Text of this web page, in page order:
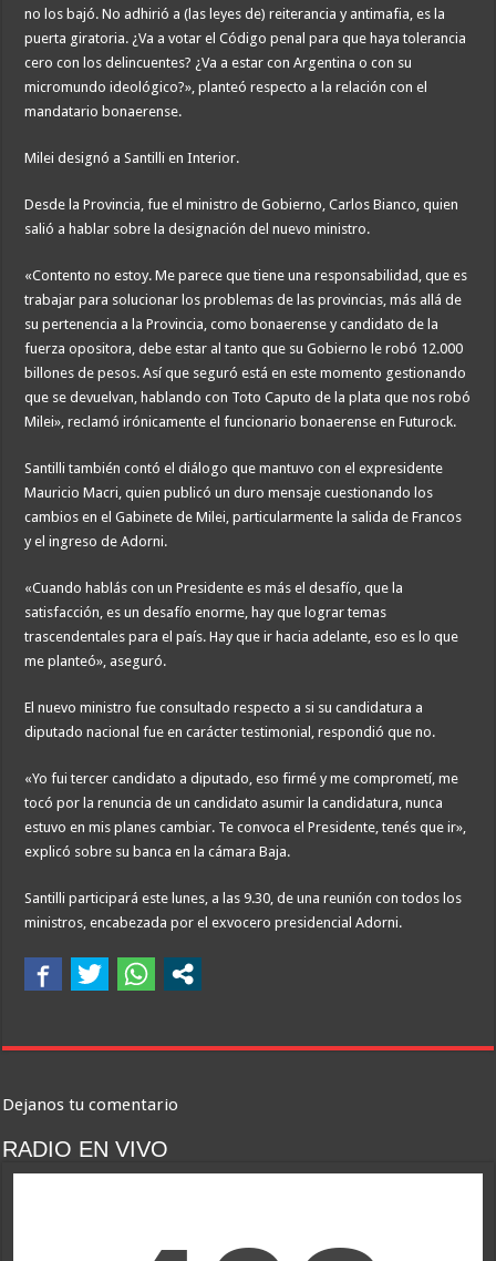
no los bajó. No adhirió a (las leyes de) reiterancia y antimafia, es la
puerta giratoria. ¿Va a votar el Código penal para que haya tolerancia
cero con los delincuentes? ¿Va a estar con Argentina o con su
micromundo ideológico?», planteó respecto a la relación con el
mandatario bonaerense.
Milei designó a Santilli en Interior.
Desde la Provincia, fue el ministro de Gobierno, Carlos Bianco, quien
salió a hablar sobre la designación del nuevo ministro.
«Contento no estoy. Me parece que tiene una responsabilidad, que es
trabajar para solucionar los problemas de las provincias, más allá de
su pertenencia a la Provincia, como bonaerense y candidato de la
fuerza opositora, debe estar al tanto que su Gobierno le robó 12.000
billones de pesos. Así que seguró está en este momento gestionando
que se devuelvan, hablando con Toto Caputo de la plata que nos robó
Milei», reclamó irónicamente el funcionario bonaerense en Futurock.
Santilli también contó el diálogo que mantuvo con el expresidente
Mauricio Macri, quien publicó un duro mensaje cuestionando los
cambios en el Gabinete de Milei, particularmente la salida de Francos
y el ingreso de Adorni.
«Cuando hablás con un Presidente es más el desafío, que la
satisfacción, es un desafío enorme, hay que lograr temas
trascendentales para el país. Hay que ir hacia adelante, eso es lo que
me planteó», aseguró.
El nuevo ministro fue consultado respecto a si su candidatura a
diputado nacional fue en carácter testimonial, respondió que no.
«Yo fui tercer candidato a diputado, eso firmé y me comprometí, me
tocó por la renuncia de un candidato asumir la candidatura, nunca
estuvo en mis planes cambiar. Te convoca el Presidente, tenés que ir»,
explicó sobre su banca en la cámara Baja.
Santilli participará este lunes, a las 9.30, de una reunión con todos los
ministros, encabezada por el exvocero presidencial Adorni.
Dejanos tu comentario
RADIO EN VIVO